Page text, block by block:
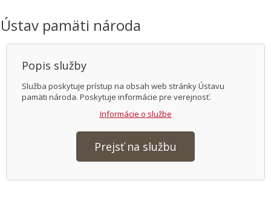
Ústav pamäti národa
Popis služby
Služba poskytuje prístup na obsah web stránky Ústavu
pamäti národa. Poskytuje informácie pre verejnosť.
Informácie o službe
Prejsť na službu